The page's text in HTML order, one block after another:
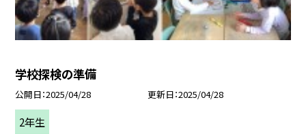
学校探検の準備
公開日 2025/04/28 更新日 2025/04/28
2年生